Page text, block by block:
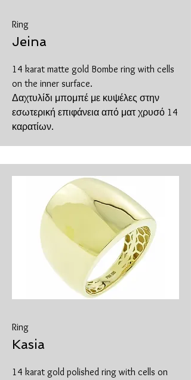
Ring
Jeina
14 karat matte gold Bombe ring with cells
on the inner surface.
Δαχτυλίδι μπομπέ με κυψέλες στην
εσωτερική επιφάνεια από ματ χρυσό 14
καρατίων.
Ring
Kasia
14 karat gold polished ring with cells on